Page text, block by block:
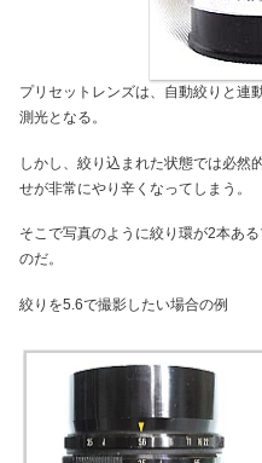
プリセットレンズは、自動絞りと連
測光となる。
しかし、絞り込まれた状態では必然
せが非常にやり辛くなってしまう。
そこで写真のように絞り環が2本あ
のだ。
絞りを5.6で撮影したい場合の例